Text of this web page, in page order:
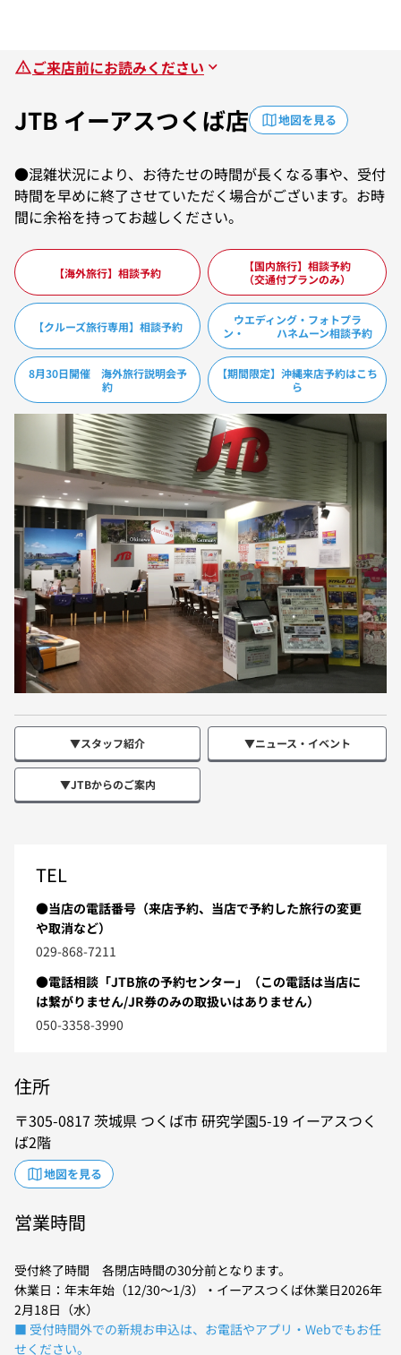
ご来店前にお読みください
JTB イーアスつくば店 地図を見る
●混雑状況により、お待たせの時間が長くなる事や、受付
時間を早めに終了させていただく場合がございます。お時
間に余裕を持ってお越しください。
【海外旅行】相談予約
【国内旅行】相談予約
（交通付プランのみ）
【クルーズ旅行専用】相談予約
ウエディング・フォトプラ
ン・ ハネムーン相談予約
8月30日開催 海外旅行説明会予
約
【期間限定】沖縄来店予約はこち
ら
▼スタッフ紹介 ▼ニュース・イベント
▼JTBからのご案内
TEL
●当店の電話番号（来店予約、当店で予約した旅行の変更
や取消など）
029-868-7211
●電話相談「JTB旅の予約センター」（この電話は当店に
は繋がりません/JR券のみの取扱いはありません）
050-3358-3990
住所
305-0817 茨城県 つくば市研究学園5-19 イーアスつく
ば2階
地図を見る
営業時間
受付終了時間 各閉店時間の30分前となります。
休業日：年末年始（12/30～1/3）・イーアスつくば休業日2026年
2月18日（水）
■ 受付時間外での新規お申込は、お電話やアプリ・Webでもお任
せください。